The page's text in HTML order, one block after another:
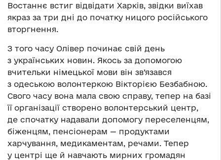
Востаннє встиг відвідати Харків, звідки виїхав
якраз за три дні до початку ницого російського
вторгнення.
З того часу Олівер починає свій день
з українських новин. Якось за допомогою
вчительки німецької мови він зв’язався
з одеською волонтеркою Вікторією Безбабною.
Свого часу вона мала свою справу, тепер на базі
її організації створено волонтерський центр,
де спочатку надавали допомогу переселенцям,
біженцям, пенсіонерам — продуктами
харчування, медикаментам, речами. Тепер
у центрі ще й навчають мирних громадян